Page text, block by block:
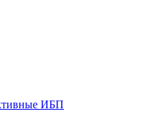
ИБП